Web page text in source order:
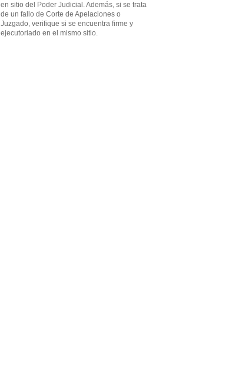
en sitio del Poder Judicial. Además, si se trata
de un fallo de Corte de Apelaciones o
Juzgado, verifique si se encuentra firme y
ejecutoriado en el mismo sitio.